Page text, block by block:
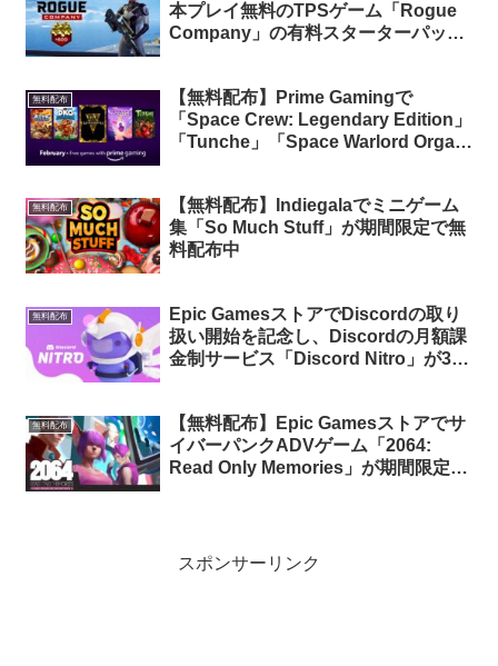
本プレイ無料のTPSゲーム「Rogue
Company」の有料スターターパック
無料配布
【無料配布】Prime Gamingで
「Space Crew: Legendary Edition」
「Tunche」「Space Warlord Organ
無料配布
【無料配布】Indiegalaでミニゲーム
集「So Much Stuff」が期間限定で無
料配布中
無料配布
Epic GamesストアでDiscordの取り
扱い開始を記念し、Discordの月額課
金制サービス「Discord Nitro」が3か
無料配布
【無料配布】Epic Gamesストアでサ
イバーパンクADVゲーム「2064:
Read Only Memories」が期間限定で
スポンサーリンク